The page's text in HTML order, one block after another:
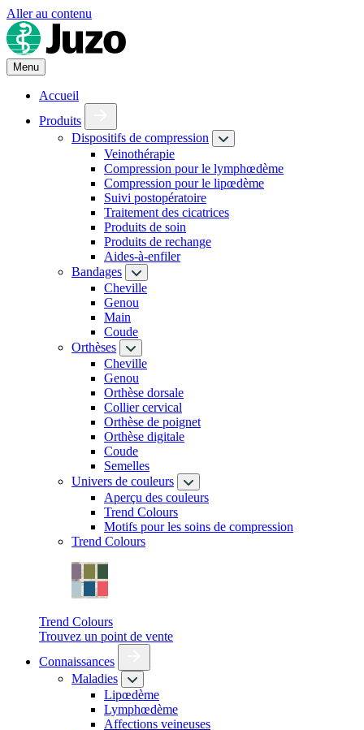
Aller au contenu
Menu
Accueil
Produits
Dispositifs de compression
Veinothérapie
Compression pour le lymphœdème
Compression pour le lipœdème
Suivi postopératoire
Traitement des cicatrices
Produits de soin
Produits de rechange
Aides-à-enfiler
Bandages
Cheville
Genou
Main
Coude
Orthèses
Cheville
Genou
Orthèse dorsale
Collier cervical
Orthèse de poignet
Orthèse digitale
Coude
Semelles
Univers de couleurs
Aperçu des couleurs
Trend Colours
Motifs pour les soins de compression
Trend Colours
Trend Colours
Trouvez un point de vente
Connaissances
Maladies
Lipœdème
Lymphœdème
Affections veineuses